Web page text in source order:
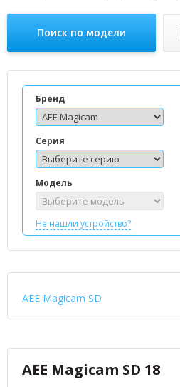
Поиск по модели
Бренд
Серия
Модель
Не нашли устройство?
AEE Magicam SD
AEE Magicam SD 18